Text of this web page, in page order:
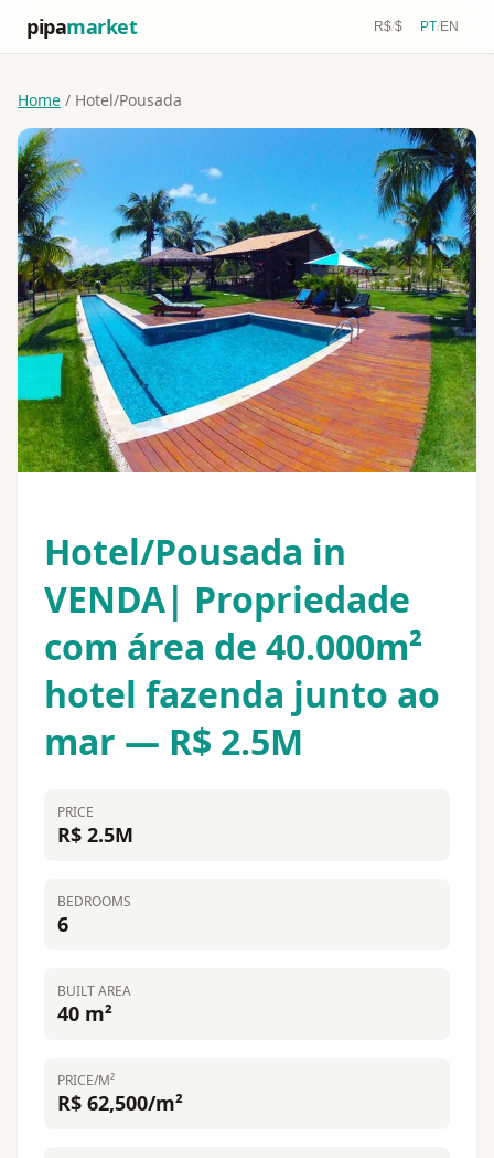
pipamarket R$/$ PT/EN
Home / Hotel/Pousada
Hotel/Pousada in
VENDA| Propriedade
com área de 40.000m²
hotel fazenda junto ao
mar — R$ 2.5M
PRICE
R$ 2.5M
BEDROOMS
6
BUILT AREA
40 m²
PRICE/M²
R$ 62,500/m²